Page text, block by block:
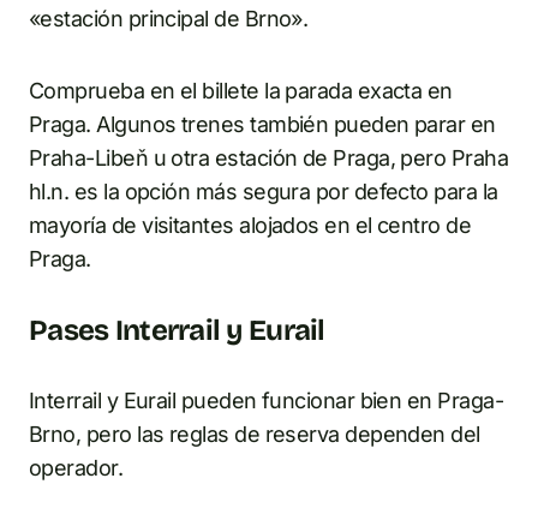
«estación principal de Brno».
Comprueba en el billete la parada exacta en
Praga. Algunos trenes también pueden parar en
Praha-Libeň u otra estación de Praga, pero Praha
hl.n. es la opción más segura por defecto para la
mayoría de visitantes alojados en el centro de
Praga.
Pases Interrail y Eurail
Interrail y Eurail pueden funcionar bien en Praga-
Brno, pero las reglas de reserva dependen del
operador.